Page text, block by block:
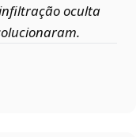
oculta